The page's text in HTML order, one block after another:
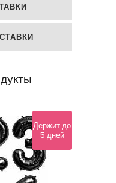
Держит до
5 дней